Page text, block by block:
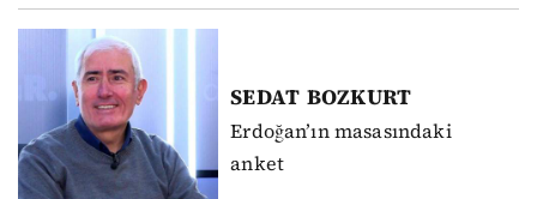
SEDAT BOZKURT
Erdoğan’ın masasındaki
anket